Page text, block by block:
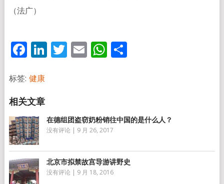
（法广）
Facebook
LinkedIn
Twitter
EmailWhatsApp
分
标签: 健康
在德组团盗窃奶粉销往中国的是什么人？
没有评论 | 9 月 26, 2017
北京市拟禁故宫导游讲野史
没有评论 | 9 月 18, 2016